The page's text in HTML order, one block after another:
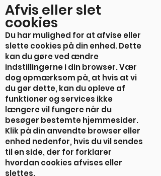
Afvis eller slet
cookies
Du har mulighed for at afvise eller
slette cookies på din enhed. Dette
kan du gøre ved ændre
indstillingerne i din browser. Vær
dog opmærksom på, at hvis at vi
du gør dette, kan du opleve af
funktioner og services ikke
længere vil fungere når du
besøger bestemte hjemmesider.
Klik på din anvendte browser eller
enhed nedenfor, hvis du vil sendes
til en side, der for forklarer
hvordan cookies afvises eller
slettes.